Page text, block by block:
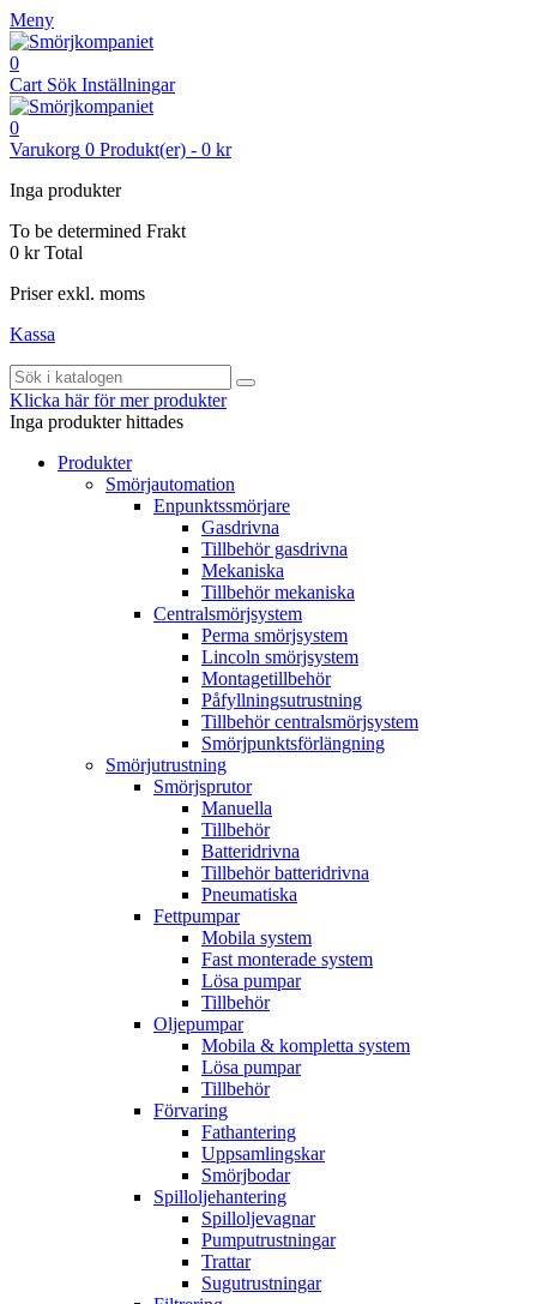
Meny
0
Cart Sök Inställningar
0
Varukorg 0 Produkt(er) - 0 kr
Inga produkter
To be determined Frakt
0 kr Total
Priser exkl. moms
Kassa
Klicka här för mer produkter
Inga produkter hittades
Produkter
Smörjautomation
Enpunktssmörjare
Gasdrivna
Tillbehör gasdrivna
Mekaniska
Tillbehör mekaniska
Centralsmörjsystem
Perma smörjsystem
Lincoln smörjsystem
Montagetillbehör
Påfyllningsutrustning
Tillbehör centralsmörjsystem
Smörjpunktsförlängning
Smörjutrustning
Smörjsprutor
Manuella
Tillbehör
Batteridrivna
Tillbehör batteridrivna
Pneumatiska
Fettpumpar
Mobila system
Fast monterade system
Lösa pumpar
Tillbehör
Oljepumpar
Mobila & kompletta system
Lösa pumpar
Tillbehör
Förvaring
Fathantering
Uppsamlingskar
Smörjbodar
Spilloljehantering
Spilloljevagnar
Pumputrustningar
Trattar
Sugutrustningar